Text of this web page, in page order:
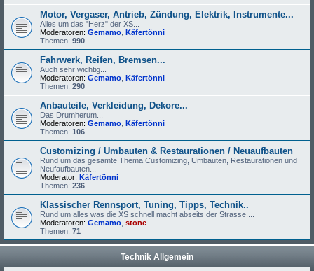
Motor, Vergaser, Antrieb, Zündung, Elektrik, Instrumente...
Alles um das "Herz" der XS...
Moderatoren: Gemamo Käfertönni
Themen: 990
Fahrwerk, Reifen, Bremsen...
Auch sehr wichtig...
Moderatoren: Gemamo Käfertönni
Themen: 290
Anbauteile, Verkleidung, Dekore...
Das Drumherum...
Moderatoren: Gemamo Käfertönni
Themen: 106
Customizing / Umbauten & Restaurationen / Neuaufbauten
Rund um das gesamte Thema Customizing, Umbauten, Restaurationen und
Neufaufbauten...
Moderator: Käfertönni
Themen: 236
Klassischer Rennsport, Tuning, Tipps, Technik..
Rund um alles was die XS schnell macht abseits der Strasse....
Moderatoren: Gemamo stone
Themen: 71
Technik Allgemein